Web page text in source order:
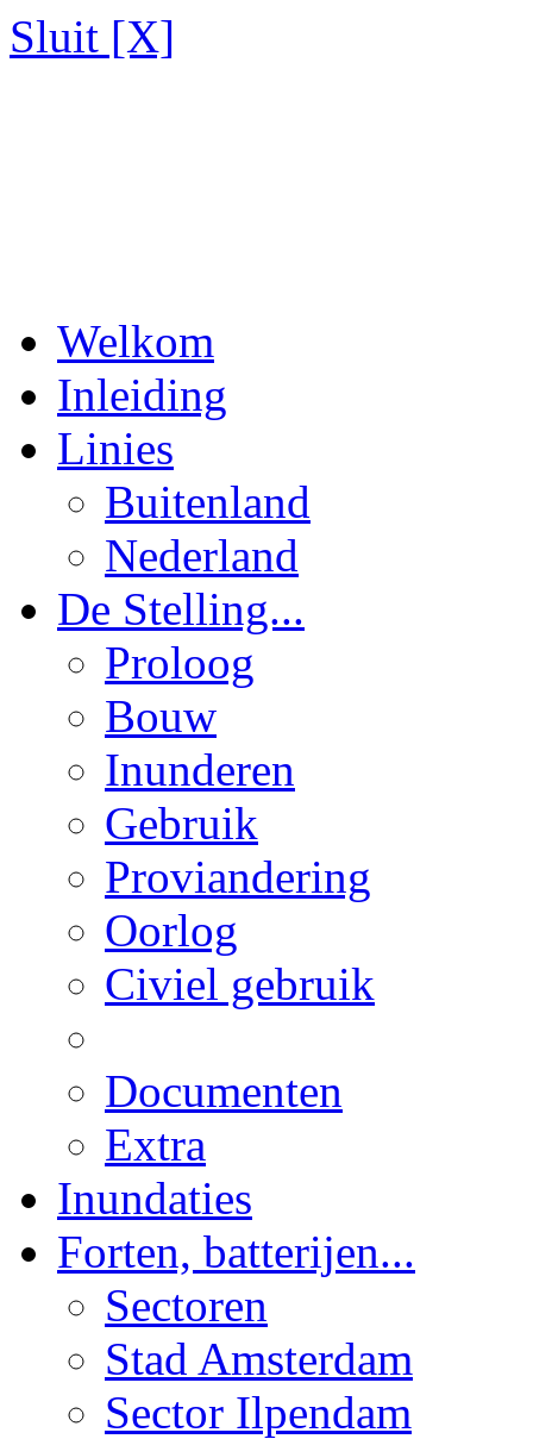
Sluit [X]
Welkom
Inleiding
Linies
Buitenland
Nederland
De Stelling...
Proloog
Bouw
Inunderen
Gebruik
Proviandering
Oorlog
Civiel gebruik
Documenten
Extra
Inundaties
Forten, batterijen...
Sectoren
Stad Amsterdam
Sector Ilpendam